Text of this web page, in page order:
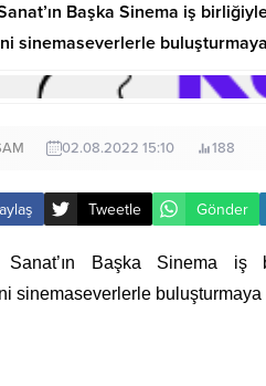
Başka Sinema iş
sinemaseverlerle
02.08.2022 15:10 188
Tweetle Gönder
Sanat’ın Başka Sinema
sinemaseverlerle buluşturmaya